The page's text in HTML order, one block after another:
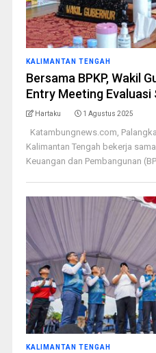
KALIMANTAN TENGAH
Bersama BPKP, Wakil
Entry Meeting
Hartaku 1 Agustus 2025
Katambungnews.com,
Kalimantan Tengah bekerja
Keuangan dan Pembangunan
KALIMANTAN TENGAH